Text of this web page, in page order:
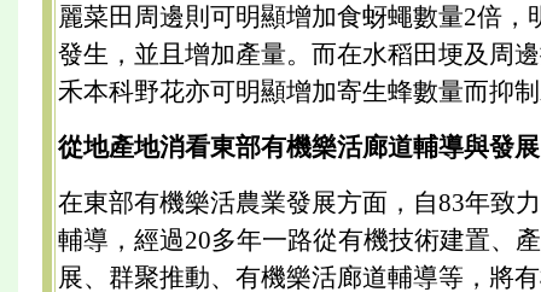
麗菜田周邊則可明顯增加食蚜蠅數量2倍，
發生，並且增加產量。而在水稻田埂及周
禾本科野花亦可明顯增加寄生蜂數量而抑
從地產地消看東部有機樂活廊道輔導與發展
在東部有機樂活農業發展方面，自83年致
輔導，經過20多年一路從有機技術建置、
展、群聚推動、有機樂活廊道輔導等，將